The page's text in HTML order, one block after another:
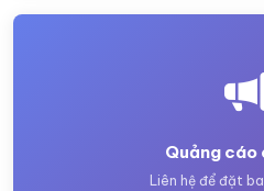
Quảng cáo
Liên hệ để đặt